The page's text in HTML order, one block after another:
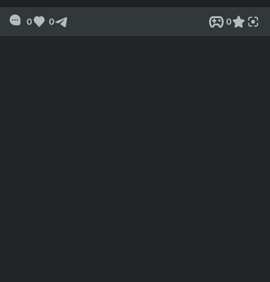
0 0 0